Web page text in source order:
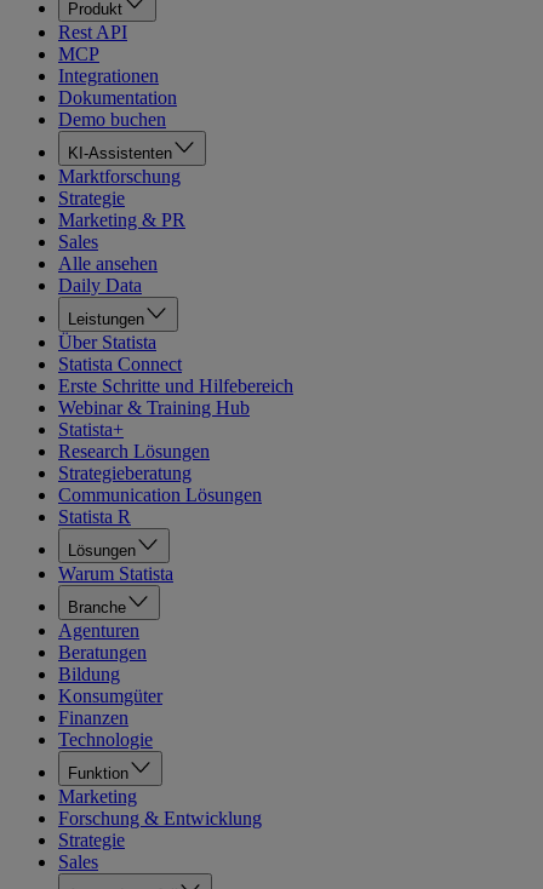
Produkt
Rest API
MCP
Integrationen
Dokumentation
Demo buchen
KI-Assistenten
Marktforschung
Strategie
Marketing & PR
Sales
Alle ansehen
Daily Data
Leistungen
Über Statista
Statista Connect
Erste Schritte und Hilfebereich
Webinar & Training Hub
Statista+
Research Lösungen
Strategieberatung
Communication Lösungen
Statista R
Lösungen
Warum Statista
Branche
Agenturen
Beratungen
Bildung
Konsumgüter
Finanzen
Technologie
Funktion
Marketing
Forschung & Entwicklung
Strategie
Sales